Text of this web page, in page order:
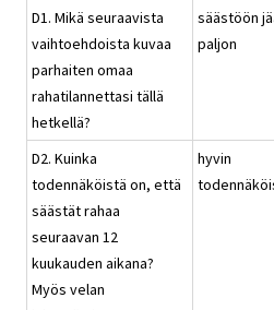
D1. Mikä seuraavista
vaihtoehdoista kuvaa
parhaiten omaa
rahatilannettasi tällä
hetkellä?
säästöön
paljon
D2. Kuinka
todennäköistä on, että
säästät rahaa
seuraavan 12
kuukauden aikana?
Myös velan
hyvin